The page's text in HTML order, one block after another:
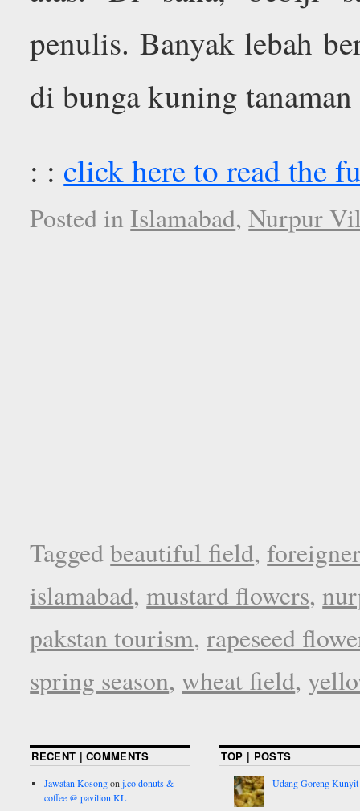
penulis. Banyak lebah
di bunga kuning
: : click here to read the
Posted in Islamabad,Nurpur
Taggedbeautiful field,
islamabad,mustard flowers,
pakstan tourism,rapeseed
spring season, wheat field,
RECENT | COMMENTS
Jawatan Kosongonj.co donuts &
coffee @ pavilion KL
TOP | POSTS
Udang Goreng Kunyit